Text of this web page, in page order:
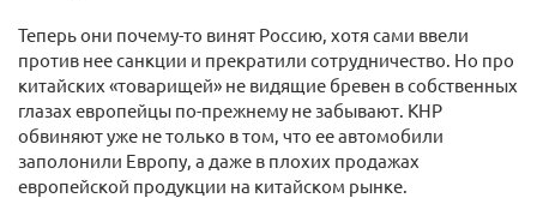
Теперь они почему-то винят Россию, хотя сами ввели
против нее санкции и прекратили сотрудничество. Но про
китайских «товарищей» не видящие бревен в собственных
глазах европейцы по-прежнему не забывают. КНР
обвиняют уже не только в том, что ее автомобили
заполонили Европу, а даже в плохих продажах
европейской продукции на китайском рынке.